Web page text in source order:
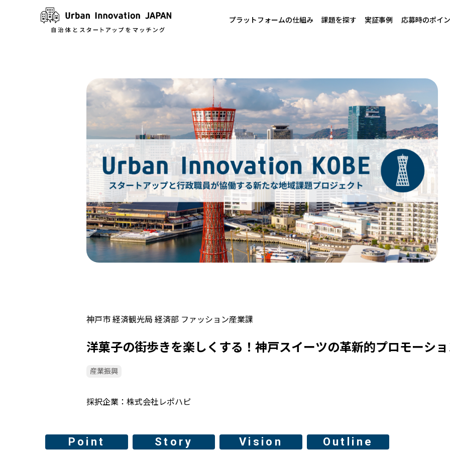
プラットフォームの仕組み 課題を探す 実証事例 応募時のポイ
神戸市 経済観光局 経済部 ファッション産業課
洋菓子の街歩きを楽しくする！神戸スイーツの革新的プロモーシ
産業振興
採択企業 株式会社レポハピ
Point Story Vision Outline